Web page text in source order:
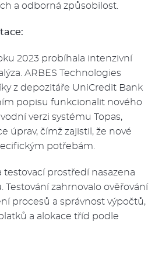
a odborná způsobilost.
2023 probíhala intenzivní
ARBES Technologies
z depozitáře UniCredit Bank
popisu funkcionalit nového
verzi systému Topas,
úprav, čímž zajistil, že nové
potřebám.
testovací prostředí nasazena
Testování zahrnovalo ověřování
procesů a správnost výpočtů,
a alokace tříd podle